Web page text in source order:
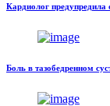
Кардиолог
Боль в тазобедренном